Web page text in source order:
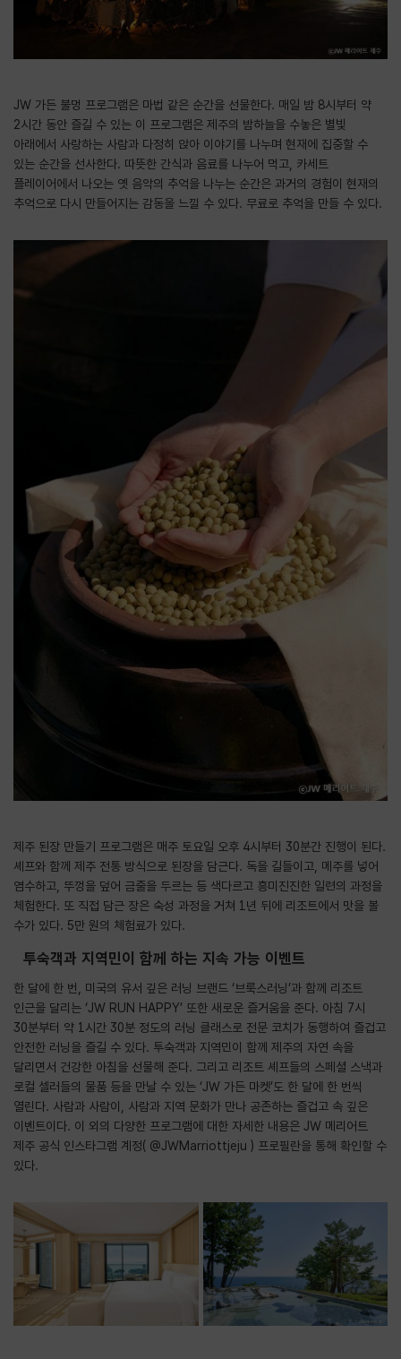
JW 가든 불멍 프로그램은 마법 같은 순간을 선물한다. 매일 밤 8시부터 약
2시간 동안 즐길 수 있는 이 프로그램은 제주의 밤하늘을 수놓은 별빛
아래에서 사랑하는 사람과 다정히 앉아 이야기를 나누며 현재에 집중할 수
있는 순간을 선사한다. 따뜻한 간식과 음료를 나누어 먹고, 카세트
플레이어에서 나오는 옛 음악의 추억을 나누는 순간은 과거의 경험이 현재의
추억으로 다시 만들어지는 감동을 느낄 수 있다. 무료로 추억을 만들 수 있다.
제주 된장 만들기 프로그램은 매주 토요일 오후 4시부터 30분간 진행이 된다.
셰프와 함께 제주 전통 방식으로 된장을 담근다. 독을 길들이고, 메주를 넣어
염수하고, 뚜껑을 덮어 금줄을 두르는 등 색다르고 흥미진진한 일련의 과정을
체험한다. 또 직접 담근 장은 숙성 과정을 거쳐 1년 뒤에 리조트에서 맛을 볼
수가 있다. 5만 원의 체험료가 있다.
투숙객과 지역민이 함께 하는 지속 가능 이벤트
한 달에 한 번, 미국의 유서 깊은 러닝 브랜드 ‘브룩스러닝’과 함께 리조트
인근을 달리는 ‘JW RUN HAPPY’ 또한 새로운 즐거움을 준다. 아침 7시
30분부터 약 1시간 30분 정도의 러닝 클래스로 전문 코치가 동행하여 즐겁고
안전한 러닝을 즐길 수 있다. 투숙객과 지역민이 함께 제주의 자연 속을
달리면서 건강한 아침을 선물해 준다. 그리고 리조트 셰프들의 스페셜 스낵과
로컬 셀러들의 물품 등을 만날 수 있는 ‘JW 가든 마켓’도 한 달에 한 번씩
열린다. 사람과 사람이, 사람과 지역 문화가 만나 공존하는 즐겁고 속 깊은
이벤트이다. 이 외의 다양한 프로그램에 대한 자세한 내용은 JW 메리어트
제주 공식 인스타그램 계정( @JWMarriottjeju ) 프로필란을 통해 확인할 수
있다.